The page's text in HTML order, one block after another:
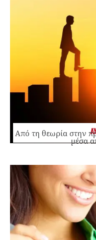
Από τη θεωρία στην
μέσα